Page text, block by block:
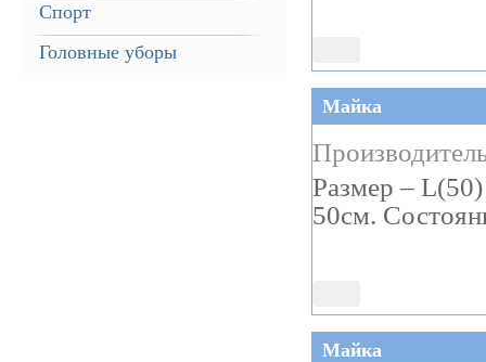
Спорт
Головные уборы
Майка
Размер –
50см.
Майка